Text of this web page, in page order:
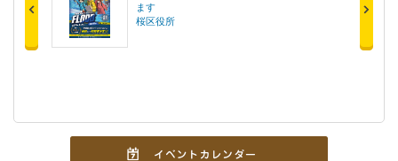
ます
桜区役所
プラザウエ